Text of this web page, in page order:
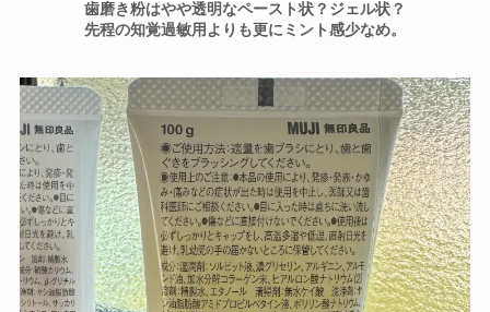
歯磨き粉はやや透明なペースト状？ジェル状？
先程の知覚過敏用よりも更にミント感少なめ。